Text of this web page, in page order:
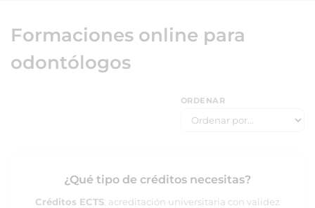
Formaciones online para
odontólogos
ORDENAR
¿Qué tipo de créditos necesitas?
Créditos ECTS: acreditación universitaria con validez